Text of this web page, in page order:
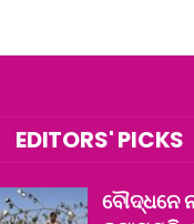
EDITORS' PICKS
ବୌଦ୍ଧନେ